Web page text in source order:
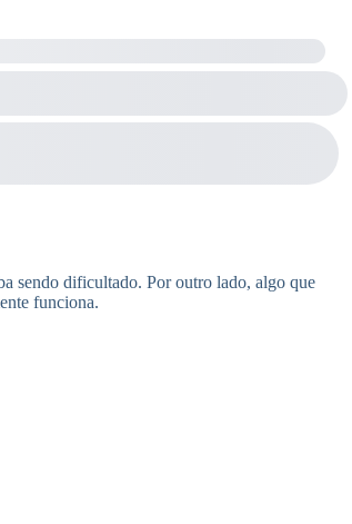
sendo dificultado. Por outro lado, algo que
funciona.